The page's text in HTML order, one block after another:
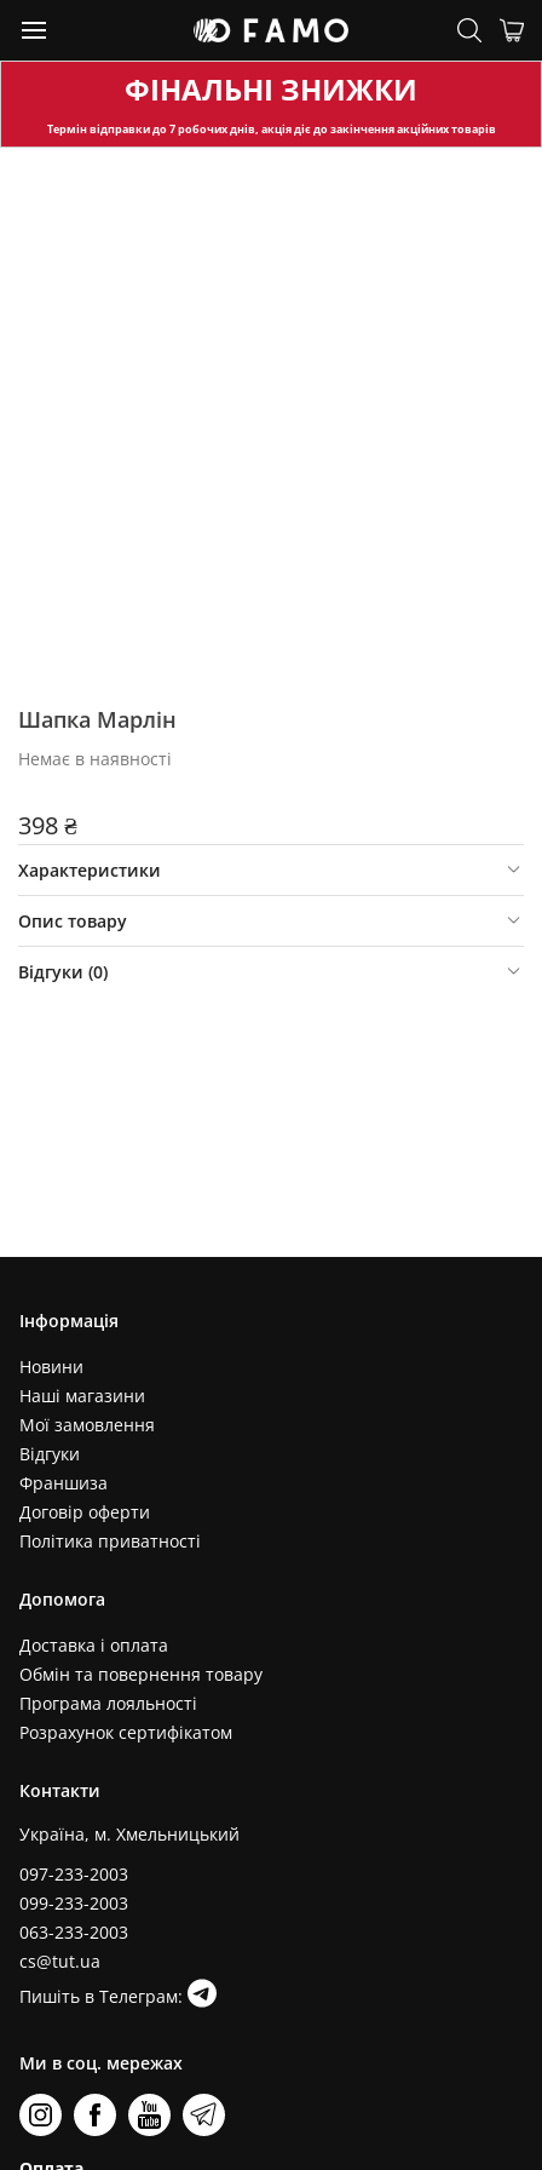
ФІНАЛЬНІ ЗНИЖКИ
Термін відправкидо 7 робочих днів, акція діє до закінчення акційних товарів
Шапка Марлін
Немає в наявності
398 ₴
Характеристики
Опис товару
Відгуки (0)
Інформація
Новини
Наші магазини
Мої замовлення
Відгуки
Франшиза
Договір оферти
Політика приватності
Допомога
Доставка і оплата
Обмін та повернення товару
Програма лояльності
Розрахунок сертифікатом
Контакти
Україна, м. Хмельницький
097-233-2003
099-233-2003
063-233-2003
cs@tut.ua
Пишіть в Телеграм:
Ми в соц. мережах